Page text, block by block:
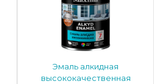
Эмаль алкидная
высококачественная